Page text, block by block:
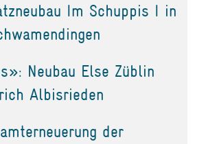
Im Schuppis I in
Neubau Else Züblin
Albisrieden
der